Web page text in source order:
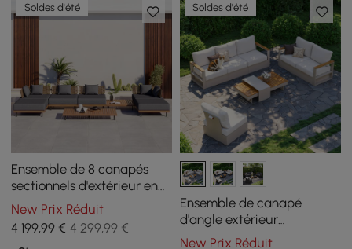
Soldes d'été
Ensemble de 8 canapés
sectionnels d'extérieur en
teck, aluminium et rotin
avec table basse et coussin
New Prix Réduit
4 199,99 € 4 299,99 €
Soldes d'été
Ensemble de canapé
d'angle extérieur
convertible Tevara avec
New Prix Réduit